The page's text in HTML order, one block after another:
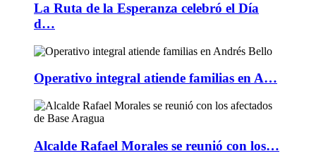
La Ruta de la Esperanza celebró el Día
d…
Operativo integral atiende familias en A…
Alcalde Rafael Morales se reunió con los…